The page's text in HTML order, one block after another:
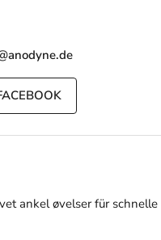
ankel øvelser für schnelle